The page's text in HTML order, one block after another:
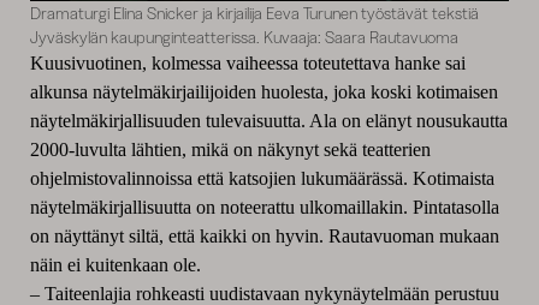
Dramaturgi Elina Snicker ja kirjailija Eeva Turunen työstävät tekstiä
Jyväskylän kaupunginteatterissa. Kuvaaja: Saara Rautavuoma
Kuusivuotinen, kolmessa vaiheessa toteutettava hanke sai
alkunsa näytelmäkirjailijoiden huolesta, joka koski kotimaisen
näytelmäkirjallisuuden tulevaisuutta. Ala on elänyt nousukautta
2000-luvulta lähtien, mikä on näkynyt sekä teatterien
ohjelmistovalinnoissa että katsojien lukumäärässä. Kotimaista
näytelmäkirjallisuutta on noteerattu ulkomaillakin. Pintatasolla
on näyttänyt siltä, että kaikki on hyvin. Rautavuoman mukaan
näin ei kuitenkaan ole.
– Taiteenlajia rohkeasti uudistavaan nykynäytelmään perustuu